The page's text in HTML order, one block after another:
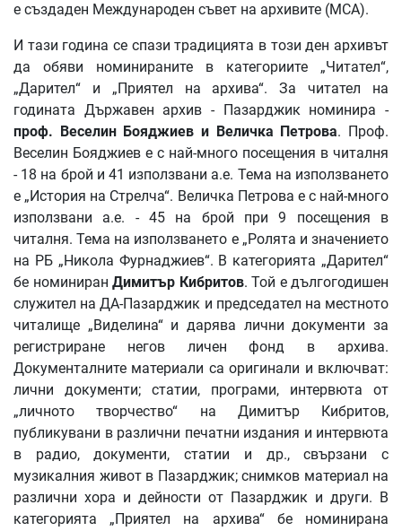
е създаден Международен съвет на архивите (МСА).
И тази година се спази традицията в този ден архивът
да обяви номинираните в категориите „Читател“,
„Дарител“ и „Приятел на архива“. За читател на
годината Държавен архив - Пазарджик номинира -
проф. Веселин Бояджиев и Величка Петрова. Проф.
Веселин Бояджиев е с най-много посещения в читалня
- 18 на брой и 41 използвани а.е. Тема на използването
е „История на Стрелча“. Величка Петрова е с най-много
използвани а.е. - 45 на брой при 9 посещения в
читалня. Тема на използването е „Ролята и значението
на РБ „Никола Фурнаджиев“. В категорията „Дарител“
бе номиниран Димитър Кибритов. Той е дългогодишен
служител на ДА-Пазарджик и председател на местното
читалище „Виделина“ и дарява лични документи за
регистриране негов личен фонд в архива.
Документалните материали са оригинали и включват:
лични документи; статии, програми, интервюта от
„личното творчество“ на Димитър Кибритов,
публикувани в различни печатни издания и интервюта
в радио, документи, статии и др., свързани с
музикалния живот в Пазарджик; снимков материал на
различни хора и дейности от Пазарджик и други. В
категорията „Приятел на архива“ бе номинирана